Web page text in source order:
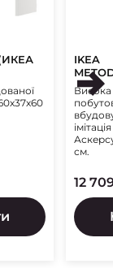
IKEA
см.
12